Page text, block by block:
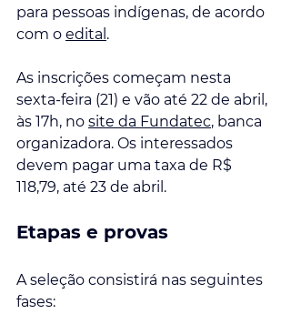
para pessoas indígenas, de acordo
com o edital .
As inscrições começam nesta
sexta-feira (21) e vão até 22 de abril,
às 17h, no site da Fundatec, banca
organizadora. Os interessados
devem pagar uma taxa de R$
118,79, até 23 de abril.
Etapas e provas
A seleção consistirá nas seguintes
fases: